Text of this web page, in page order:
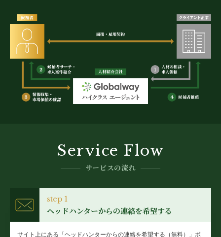
Service Flow
サービスの流れ
step 1
ヘッドハンターからの連絡を希望する
サイト上にある「ヘッドハンターからの連絡を希望する（無料）」ボ